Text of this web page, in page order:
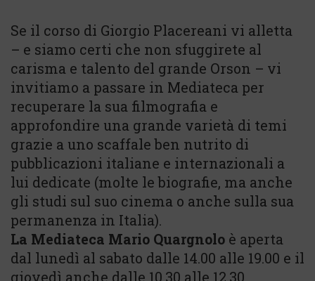
Se il corso di Giorgio Placereani vi alletta
– e siamo certi che non sfuggirete al
carisma e talento del grande Orson – vi
invitiamo a passare in Mediateca per
recuperare la sua filmografia e
approfondire una grande varietà di temi
grazie a uno scaffale ben nutrito di
pubblicazioni italiane e internazionali a
lui dedicate (molte le biografie, ma anche
gli studi sul suo cinema o anche sulla sua
permanenza in Italia).
La Mediateca Mario Quargnolo è aperta
dal lunedì al sabato dalle 14.00 alle 19.00 e il
giovedì anche dalle 10.30 alle 12.30.